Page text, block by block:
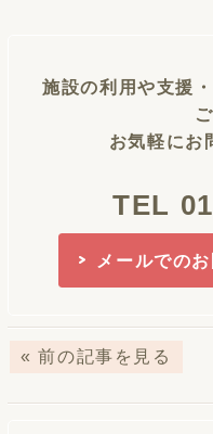
施設の利用や支援
お気軽にお
TEL
メールでの
« 前の記事を見る